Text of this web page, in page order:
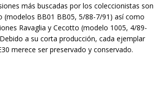
más buscadas por los coleccionistas son
(modelos BB01 BB05, 5/88-7/91) así como
Ravaglia y Cecotto (modelo 1005, 4/89-
a su corta producción, cada ejemplar
merece ser preservado y conservado.